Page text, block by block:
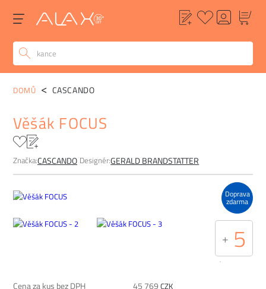
POPIS
DOMŮ CASCANDO
Věšák FOCUS
Značka:CASCANDO Designér:GERALD BRANDSTATTER
+ 5
Doprava
zdarma
Cena za kus bez DPH 45 769 CZK